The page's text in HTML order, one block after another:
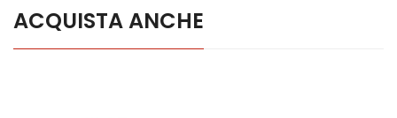
ACQUISTA ANCHE